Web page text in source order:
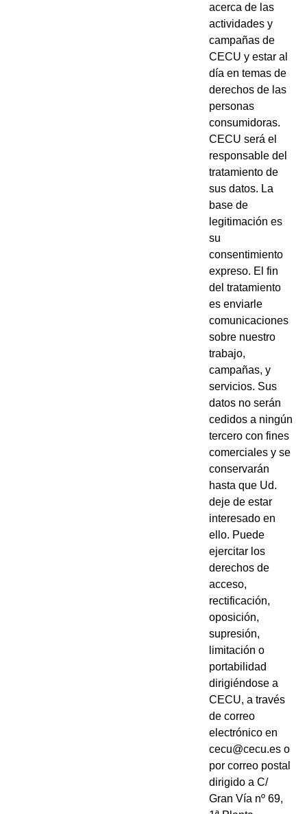
acerca de las
actividades y
campañas de
CECU y estar al
día en temas de
derechos de las
personas
consumidoras.
CECU será el
responsable del
tratamiento de
sus datos. La
base de
legitimación es
su
consentimiento
expreso. El fin
del tratamiento
es enviarle
comunicaciones
sobre nuestro
trabajo,
campañas, y
servicios. Sus
datos no serán
cedidos a ningún
tercero con fines
comerciales y se
conservarán
hasta que Ud.
deje de estar
interesado en
ello. Puede
ejercitar los
derechos de
acceso,
rectificación,
oposición,
supresión,
limitación o
portabilidad
dirigiéndose a
CECU, a través
de correo
electrónico en
cecu@cecu.es o
por correo postal
dirigido a C/
Gran Vía nº 69,